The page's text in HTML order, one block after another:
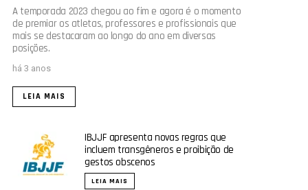
A temporada 2023 chegou ao fim e agora é o momento
de premiar os atletas, professores e profissionais que
mais se destacaram ao longo do ano em diversas
posições.
há 3 anos
LEIA MAIS
IBJJF apresenta novas regras que
incluem transgêneros e proibição de
gestos obscenos
LEIA MAIS